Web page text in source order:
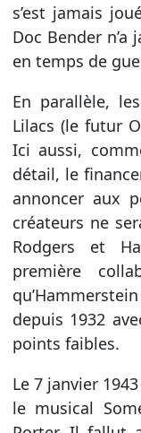
s’est jamais
Doc Bender
en temps de
En parallèle,
Lilacs (le futur
Ici aussi,
détail, le
annoncer aux
créateurs ne
Rodgers et
première
depuis 1932
points faibles.
Le 7 janvier
le musical